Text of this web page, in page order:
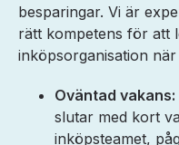
besparingar. Vi är
rätt kompetens för att
inköpsorganisation
Oväntad vakans:
slutar med kort
inköpsteamet,